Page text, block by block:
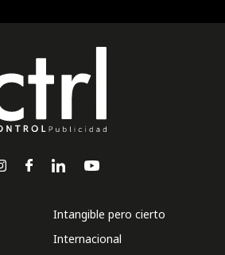
Intangible pero cierto
Internacional